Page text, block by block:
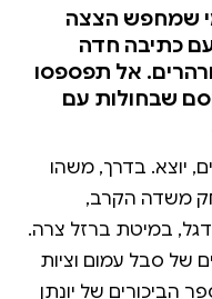
שמחפש הצצה
כתיבה חדה
אל תפספסו
שבחולות עם
יוצא. בדרך, משהו
משדה הקרב,
במיטת ברזל צרה.
של סבל עמום וציות
הביכורים של יונתן